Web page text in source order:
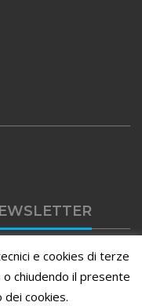
e cookies di terze
chiudendo il presente
dei cookies.